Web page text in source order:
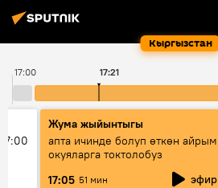
Кыргызстан
17:00 17:21
Жума жыйынтыгы
апта ичинде болуп өткөн айрым
окуяларга токтолобуз
17:05 51 мин эфир